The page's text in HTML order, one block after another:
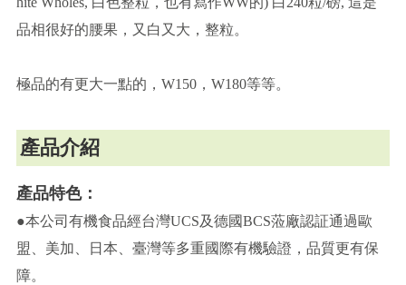
品相很好的腰果，又白又大，整粒。
極品的有更大一點的，W150，W180等等。
產品介紹
產品特色：
●本公司有機食品經台灣UCS及德國BCS蒞廠認証通過歐
盟、美加、日本、臺灣等多重國際有機驗證，品質更有保
障。